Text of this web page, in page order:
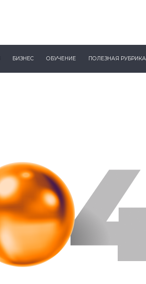
БИЗНЕС ОБУЧЕНИЕ ПОЛЕЗНАЯ РУБРИКА